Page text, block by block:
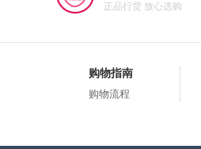
正品行货 放心选购
购物指南
购物流程